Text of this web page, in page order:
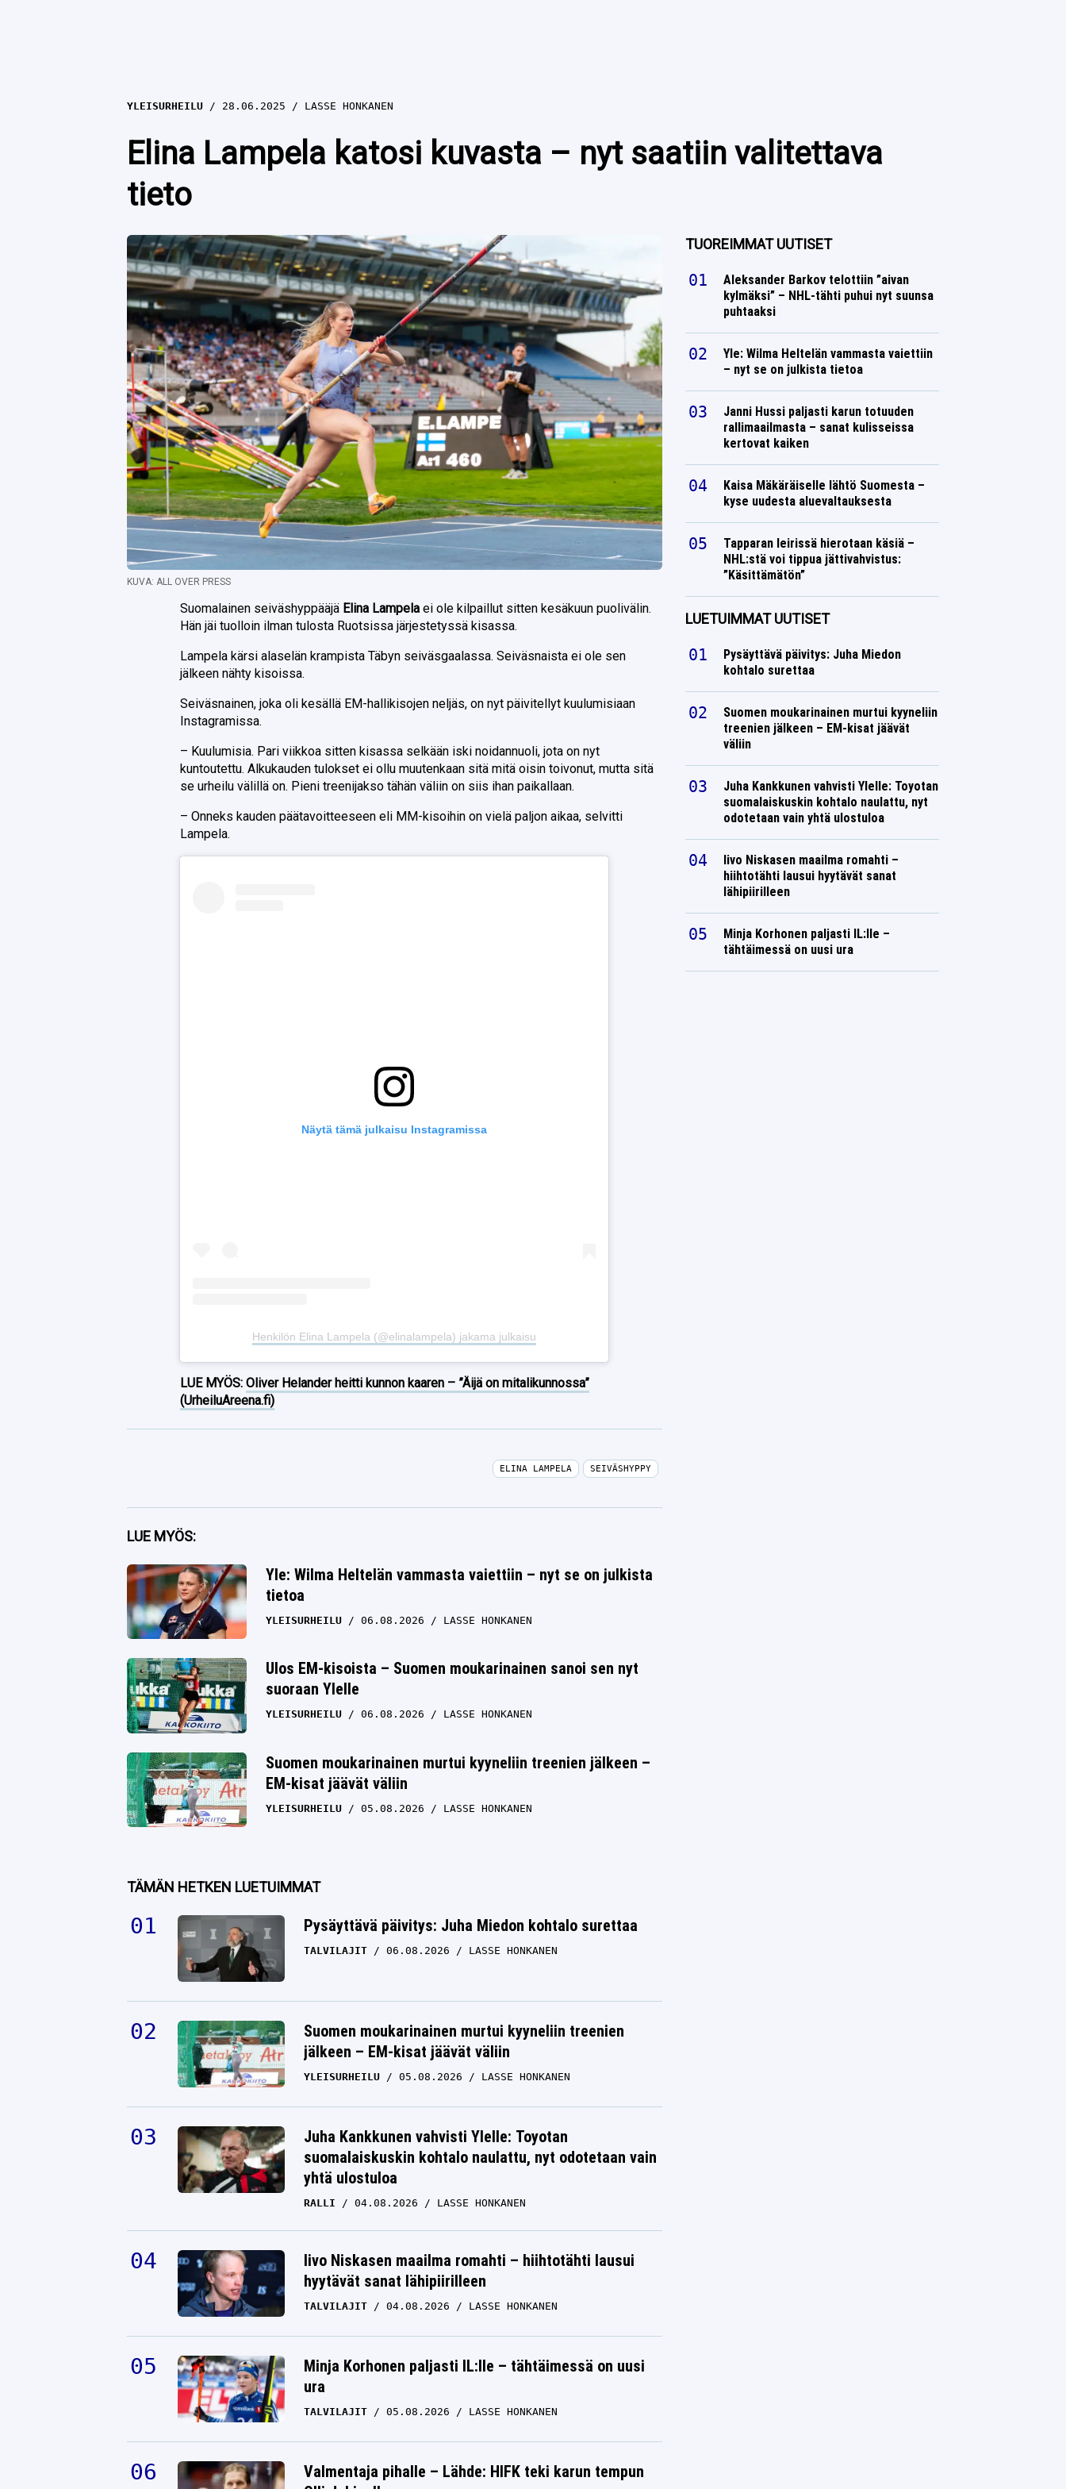
YLEISURHEILU 28.06.2025 LASSE HONKANEN
Elina Lampela katosi kuvasta – nyt saatiin valitettava
tieto
KUVA: ALL OVER PRESS
Suomalainen seiväshyppääjä Elina Lampela ei ole kilpaillut sitten kesäkuun puolivälin.
Hän jäi tuolloin ilman tulosta Ruotsissa järjestetyssä kisassa.
Lampela kärsi alaselän krampista Täbyn seiväsgaalassa. Seiväsnaista ei ole sen
jälkeen nähty kisoissa.
Seiväsnainen, joka oli kesällä EM-hallikisojen neljäs, on nyt päivitellyt kuulumisiaan
Instagramissa.
– Kuulumisia. Pari viikkoa sitten kisassa selkään iski noidannuoli, jota on nyt
kuntoutettu. Alkukauden tulokset ei ollu muutenkaan sitä mitä oisin toivonut, mutta sitä
se urheilu välillä on. Pieni treenijakso tähän väliin on siis ihan paikallaan.
– Onneks kauden päätavoitteeseen eli MM-kisoihin on vielä paljon aikaa, selvitti
Lampela.
Näytä tämä julkaisu Instagramissa
Henkilön Elina Lampela (@elinalampela) jakama julkaisu
LUE MYÖS:Oliver Helander heitti kunnon kaaren – ”Äijä on mitalikunnossa”
(UrheiluAreena.fi)
Facebook
Twitter
Whatsapp
ELINA LAMPELA SEIVÄSHYPPY
LUE MYÖS:
Yle: Wilma Heltelän vammasta vaiettiin – nyt se on julkista
tietoa
YLEISURHEILU 06.08.2026 LASSE HONKANEN
Ulos EM-kisoista – Suomen moukarinainen sanoi sen nyt
suoraan Ylelle
YLEISURHEILU 06.08.2026 LASSE HONKANEN
Suomen moukarinainen murtui kyyneliin treenien jälkeen –
EM-kisat jäävät väliin
YLEISURHEILU 05.08.2026 LASSE HONKANEN
TÄMÄN HETKEN LUETUIMMAT
Pysäyttävä päivitys: Juha Miedon kohtalo surettaa
TALVILAJIT 06.08.2026 LASSE HONKANEN
Suomen moukarinainen murtui kyyneliin treenien
jälkeen – EM-kisat jäävät väliin
YLEISURHEILU 05.08.2026 LASSE HONKANEN
Juha Kankkunen vahvisti Ylelle: Toyotan
suomalaiskuskin kohtalo naulattu, nyt odotetaan vain
yhtä ulostuloa
RALLI 04.08.2026 LASSE HONKANEN
Iivo Niskasen maailma romahti – hiihtotähti lausui
hyytävät sanat lähipiirilleen
TALVILAJIT 04.08.2026 LASSE HONKANEN
Minja Korhonen paljasti IL:lle – tähtäimessä on uusi
ura
TALVILAJIT 05.08.2026 LASSE HONKANEN
Valmentaja pihalle – Lähde: HIFK teki karun tempun
TUOREIMMAT UUTISET
Aleksander Barkov telottiin ”aivan
kylmäksi” – NHL-tähti puhui nyt suunsa
puhtaaksi
Yle: Wilma Heltelän vammasta vaiettiin
– nyt se on julkista tietoa
Janni Hussi paljasti karun totuuden
rallimaailmasta – sanat kulisseissa
kertovat kaiken
Kaisa Mäkäräiselle lähtö Suomesta –
kyse uudesta aluevaltauksesta
Tapparan leirissä hierotaan käsiä –
NHL:stä voi tippua jättivahvistus:
”Käsittämätön”
LUETUIMMAT UUTISET
Pysäyttävä päivitys: Juha Miedon
kohtalo surettaa
Suomen moukarinainen murtui kyyneliin
treenien jälkeen – EM-kisat jäävät
väliin
Juha Kankkunen vahvisti Ylelle: Toyotan
suomalaiskuskin kohtalo naulattu, nyt
odotetaan vain yhtä ulostuloa
Iivo Niskasen maailma romahti –
hiihtotähti lausui hyytävät sanat
lähipiirilleen
Minja Korhonen paljasti IL:lle –
tähtäimessä on uusi ura